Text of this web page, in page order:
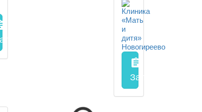
на прием заполнить форму онлайн
assignment
Запись на прием